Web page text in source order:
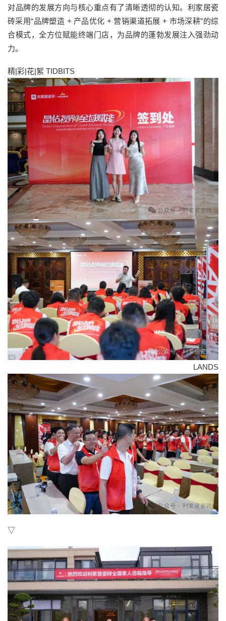
对品牌的发展方向与核心重点有了清晰透彻的认知。利家居瓷
砖采用“品牌塑造 + 产品优化 + 营销渠道拓展 + 市场深耕”的综
合模式，全方位赋能终端门店，为品牌的蓬勃发展注入强劲动
力。
精|彩|花|絮 TIDBITS
LANDS
▽